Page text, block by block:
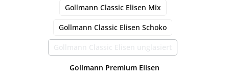
Gollmann Classic Elisen Mix
Gollmann Classic Elisen Schoko
Gollmann Classic Elisen unglasiert
(Diese Option ist zurzeit nicht
Gollmann Premium Elisen